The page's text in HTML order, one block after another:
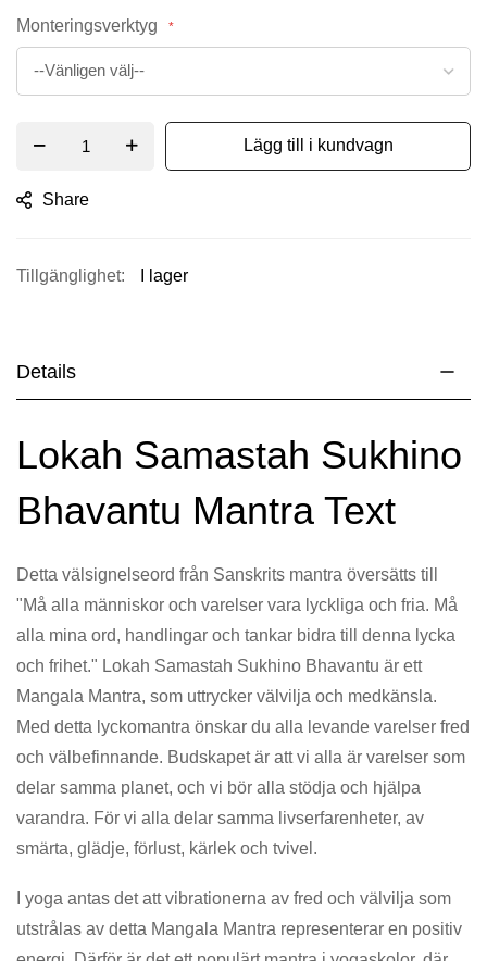
Monteringsverktyg
Lägg till i kundvagn
Share
I lager
Details
Lokah Samastah Sukhino
Bhavantu Mantra Text
Detta välsignelseord från Sanskrits mantra översätts till
"Må alla människor och varelser vara lyckliga och fria. Må
alla mina ord, handlingar och tankar bidra till denna lycka
och frihet." Lokah Samastah Sukhino Bhavantu är ett
Mangala Mantra, som uttrycker välvilja och medkänsla.
Med detta lyckomantra önskar du alla levande varelser fred
och välbefinnande. Budskapet är att vi alla är varelser som
delar samma planet, och vi bör alla stödja och hjälpa
varandra. För vi alla delar samma livserfarenheter, av
smärta, glädje, förlust, kärlek och tvivel.
I yoga antas det att vibrationerna av fred och välvilja som
utstrålas av detta Mangala Mantra representerar en positiv